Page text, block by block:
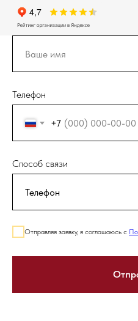
Телефон
+7
Способ связи
Отправляя заявку, я соглашаюсь с